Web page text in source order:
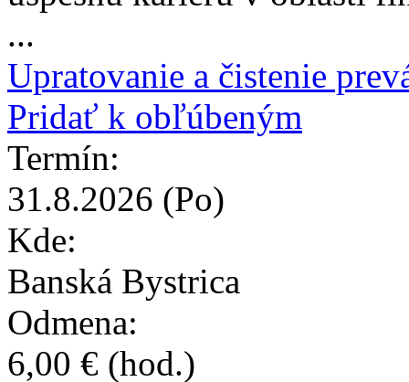
...
Upratovanie a čistenie
Pridať k obľúbeným
Termín:
31.8.2026 (Po)
Kde:
Banská Bystrica
Odmena:
6,00 € (hod.)